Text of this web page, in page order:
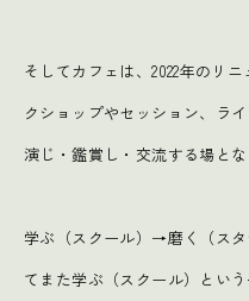
そしてカフェは、2022年のリ
クショップやセッション、ラ
演じ・鑑賞し・交流する場とな
学ぶ（スクール）→磨く（ス
てまた学ぶ（スクール）とい